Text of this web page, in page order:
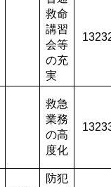
救命
講習
会等
の充
実
救急
業務
の高
度化
防犯